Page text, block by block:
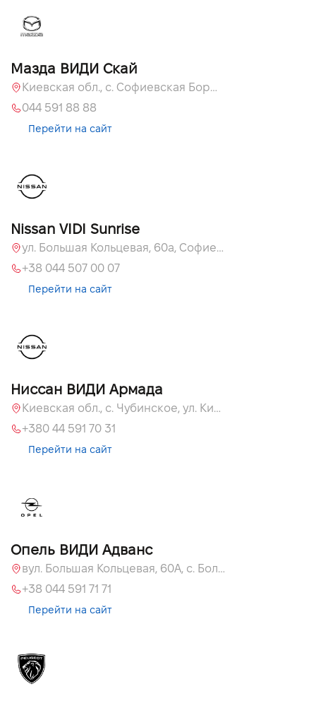
Мазда ВИДИ Скай
Киевская обл., с. Софиевская Борщаговка, ул. Большая Кольцевая, 60 А
044 591 88 88
Перейти на сайт
Nissan VIDI Sunrise
ул. Большая Кольцевая, 60а, Софиевская Борщаговка, Киевская обл.
+38 044 507 00 07
Перейти на сайт
Ниссан ВИДИ Армада
Киевская обл., c. Чубинское, ул. Киевская, 55
+380 44 591 70 31
Перейти на сайт
Опель ВИДИ Адванс
вул. Большая Кольцевая, 60А, с. Большая Кольцевая
+38 044 591 71 71
Перейти на сайт